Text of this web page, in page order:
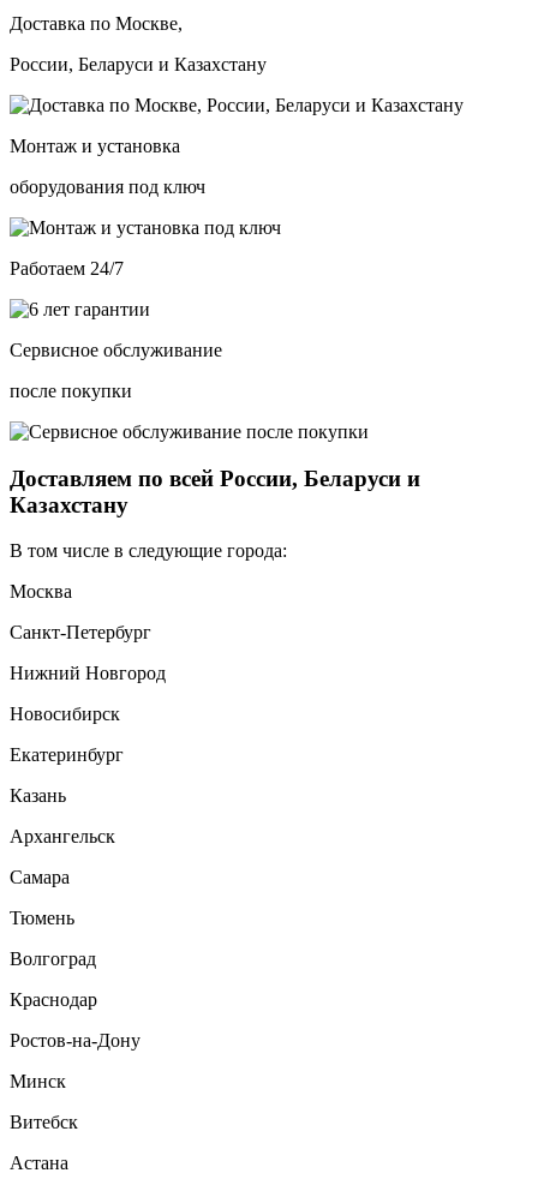
Доставка по Москве,
России, Беларуси и Казахстану
Монтаж и установка
оборудования под ключ
Работаем 24/7
Сервисное обслуживание
после покупки
Доставляем по всей России, Беларуси и
Казахстану
В том числе в следующие города:
Москва
Санкт-Петербург
Нижний Новгород
Новосибирск
Екатеринбург
Казань
Архангельск
Самара
Тюмень
Волгоград
Краснодар
Ростов-на-Дону
Минск
Витебск
Астана